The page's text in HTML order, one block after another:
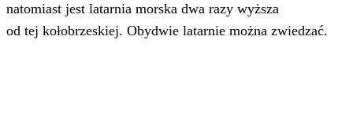
natomiast jest latarnia morska dwa razy wyższa
od tej kołobrzeskiej. Obydwie latarnie można zwiedzać.